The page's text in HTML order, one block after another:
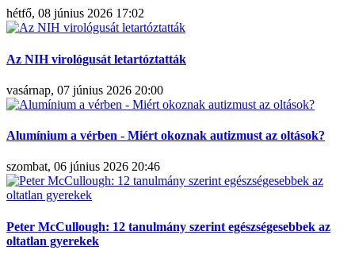
hétfő, 08 június 2026 17:02
Az NIH virológusát letartóztatták
vasárnap, 07 június 2026 20:00
Alumínium a vérben - Miért okoznak autizmust az oltások?
szombat, 06 június 2026 20:46
Peter McCullough: 12 tanulmány szerint egészségesebbek az
oltatlan gyerekek